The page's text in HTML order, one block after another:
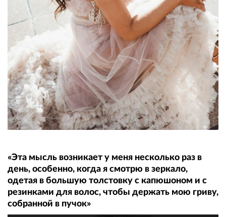
«Эта мысль возникает у меня несколько раз в
день, особенно, когда я смотрю в зеркало,
одетая в большую толстовку с капюшоном и с
резинками для волос, чтобы держать мою гриву,
собранной в пучок»